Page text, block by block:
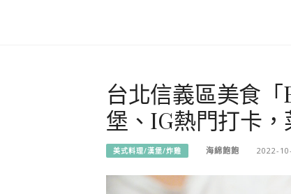
台北信義區美食
堡、IG熱門打卡
美式料理/漢堡/炸雞 海綿飽飽 2022-